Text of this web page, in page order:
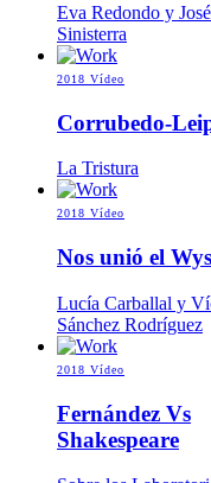
Eva Redondo y
Sinisterra
2018 Vídeo
Corrubedo-
La Tristura
2018 Vídeo
Nos unió el
Lucía Carballal y
Sánchez Rodríguez
2018 Vídeo
Fernández Vs
Shakespeare